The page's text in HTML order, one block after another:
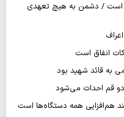
است / دشمن به هیچ تعهدی
انفاق است
به قائد شهید بود
قم احداث می‌شود
هم‌افزایی همه دستگاه‌ها است